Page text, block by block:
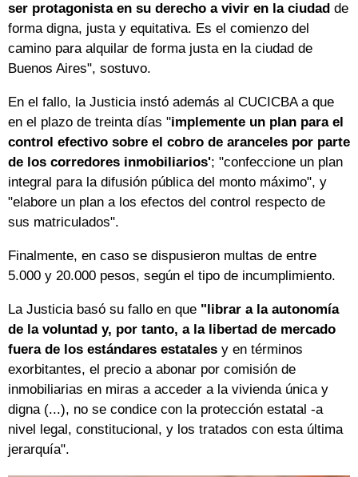
ser protagonista en su derecho a vivir en la ciudad de
forma digna, justa y equitativa. Es el comienzo del
camino para alquilar de forma justa en la ciudad de
Buenos Aires", sostuvo.
En el fallo, la Justicia instó además al CUCICBA a que
en el plazo de treinta días "implemente un plan para el
control efectivo sobre el cobro de aranceles por parte
de los corredores inmobiliarios'; "confeccione un plan
integral para la difusión pública del monto máximo", y
"elabore un plan a los efectos del control respecto de
sus matriculados".
Finalmente, en caso se dispusieron multas de entre
5.000 y 20.000 pesos, según el tipo de incumplimiento.
La Justicia basó su fallo en que "librar a la autonomía
de la voluntad y, por tanto, a la libertad de mercado
fuera de los estándares estatales y en términos
exorbitantes, el precio a abonar por comisión de
inmobiliarias en miras a acceder a la vivienda única y
digna (...), no se condice con la protección estatal -a
nivel legal, constitucional, y los tratados con esta última
jerarquía".